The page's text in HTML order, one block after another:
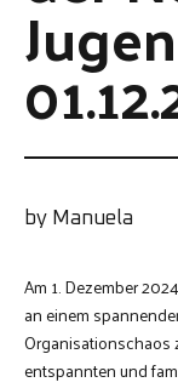
by Manuela
Am 1. Dezember
an einem
Organisationschaos
entspannten und